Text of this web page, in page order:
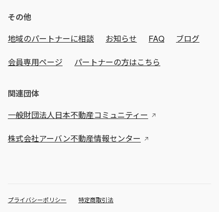
その他
地域のパートナーに相談
お知らせ FAQ ブログ
会員専用ページ パートナーの方はこちら
関連団体
一般財団法人日本不動産コミュニティー
株式会社アーバン不動産情報センター
プライバシーポリシー 特定商取引法